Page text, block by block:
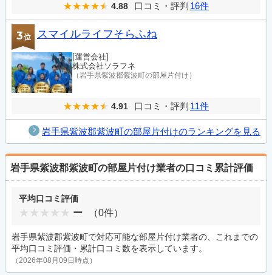
4.88 口コミ・評判 16件
3位 スマイルライフそらふね
[運営会社]
株式会社ソラフネ
（岩手県紫波郡紫波町の部屋片付け）
4.91 口コミ・評判 11件
岩手県紫波郡紫波町の部屋片付けのランキングを見る
岩手県紫波郡紫波町の部屋片付け業者の口コミ累計評価
平均口コミ評価
ー （0件）
岩手県紫波郡紫波町で対応可能な部屋片付け業者の、これまでの
平均口コミ評価・累計口コミ数を表示しています。
（2026年08月09日時点）